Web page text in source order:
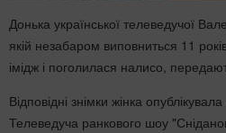
Донька української телеведучої
якій незабаром виповниться 11
імідж і поголилася налисо,
Відповідні знімки жінка
Телеведуча ранкового шоу